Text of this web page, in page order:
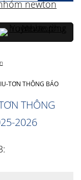
TƠN THÔNG BÁO
THÔNG
2026